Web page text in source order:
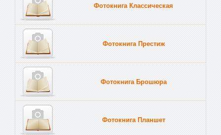
Фотокнига Классическая
Фотокнига Престиж
Фотокнига Брошюра
Фотокнига Планшет